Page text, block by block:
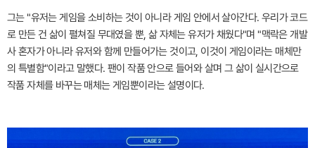
그는 "유저는 게임을 소비하는 것이 아니라 게임 안에서 살아간다. 우리가 코드
로 만든 건 삶이 펼쳐질 무대였을 뿐, 삶 자체는 유저가 채웠다"며 "맥락은 개발
사 혼자가 아니라 유저와 함께 만들어가는 것이고, 이것이 게임이라는 매체만
의 특별함"이라고 말했다. 팬이 작품 안으로 들어와 살며 그 삶이 실시간으로
작품 자체를 바꾸는 매체는 게임뿐이라는 설명이다.